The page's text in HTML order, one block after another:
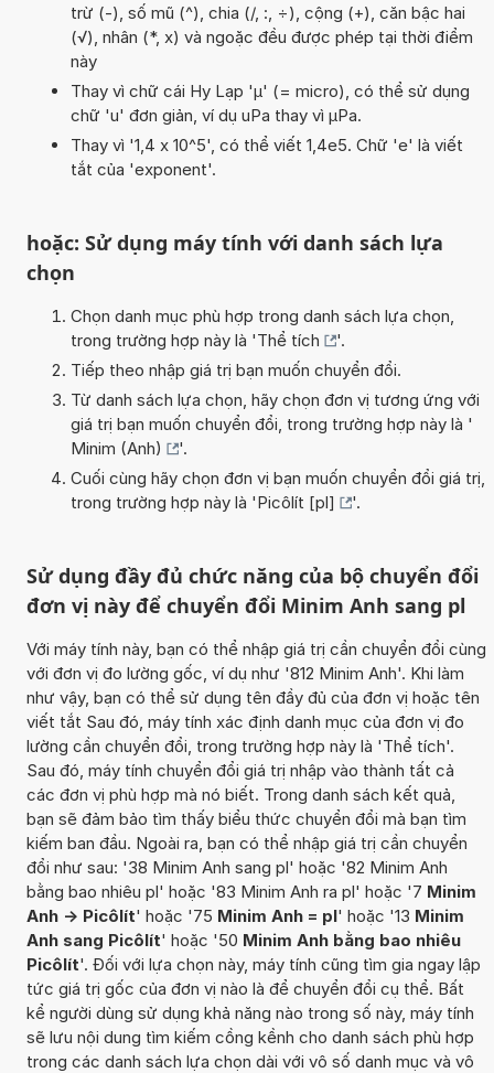
trừ (-), số mũ (^), chia (/, :, ÷), cộng (+), căn bậc hai
(√), nhân (*, x) và ngoặc đều được phép tại thời điểm
này
Thay vì chữ cái Hy Lạp 'µ' (= micro), có thể sử dụng
chữ 'u' đơn giản, ví dụ uPa thay vì µPa.
Thay vì '1,4 x 10^5', có thể viết 1,4e5. Chữ 'e' là viết
tắt của 'exponent'.
hoặc: Sử dụng máy tính với danh sách lựa
chọn
Chọn danh mục phù hợp trong danh sách lựa chọn,
trong trường hợp này là 'Thể tích
'.
Tiếp theo nhập giá trị bạn muốn chuyển đổi.
Từ danh sách lựa chọn, hãy chọn đơn vị tương ứng với
giá trị bạn muốn chuyển đổi, trong trường hợp này là '
Minim (Anh)
'.
Cuối cùng hãy chọn đơn vị bạn muốn chuyển đổi giá trị,
trong trường hợp này là 'Picôlít [pl] '.
Sử dụng đầy đủ chức năng của bộ chuyển đổi
đơn vị này để chuyển đổi Minim Anh sang pl
Với máy tính này, bạn có thể nhập giá trị cần chuyển đổi cùng
với đơn vị đo lường gốc, ví dụ như '812 Minim Anh'. Khi làm
như vậy, bạn có thể sử dụng tên đầy đủ của đơn vị hoặc tên
viết tắt Sau đó, máy tính xác định danh mục của đơn vị đo
lường cần chuyển đổi, trong trường hợp này là 'Thể tích'.
Sau đó, máy tính chuyển đổi giá trị nhập vào thành tất cả
các đơn vị phù hợp mà nó biết. Trong danh sách kết quả,
bạn sẽ đảm bảo tìm thấy biểu thức chuyển đổi mà bạn tìm
kiếm ban đầu. Ngoài ra, bạn có thể nhập giá trị cần chuyển
đổi như sau: '38 Minim Anh sang pl' hoặc '82 Minim Anh
bằng bao nhiêu pl' hoặc '83 Minim Anh ra pl' hoặc '7 Minim
Anh -> Picôlít' hoặc '75 Minim Anh = pl' hoặc '13 Minim
Anh sang Picôlít' hoặc '50 Minim Anh bằng bao nhiêu
Picôlít'. Đối với lựa chọn này, máy tính cũng tìm gia ngay lập
tức giá trị gốc của đơn vị nào là để chuyển đổi cụ thể. Bất
kể người dùng sử dụng khả năng nào trong số này, máy tính
sẽ lưu nội dung tìm kiếm cồng kềnh cho danh sách phù hợp
trong các danh sách lựa chọn dài với vô số danh mục và vô